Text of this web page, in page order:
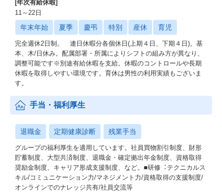
[年次有給休暇]
11～22日
年末年始 夏季 慶弔 特別 産休 育児
完全週休2日制。 連日休暇分各個休日(上期４日、下期４日)。基
本、木/日休み。配属部署・所属によりシフトの組み⽅が異なり、
調整可能です※別途有給休暇を支給。休暇のコントロールや長期
休暇を取得しやすい環境です。育休は男性の利用実績もございま
す。
手当・福利厚生
退職金 定期健康診断 残業手当
グループの福利厚生を適用しています。社員買物割引制度、財形
貯蓄制度、大型共済制度、退職金・確定拠出年金制度、資格取得
奨励金制度、キャリア形成支援制度、など。■研修︓テクニカルス
キル/コミュニケーション⼒/マネジメント⼒/資格取得の⽀援制度/
オンラインでのナレッジ共有/社員交流等